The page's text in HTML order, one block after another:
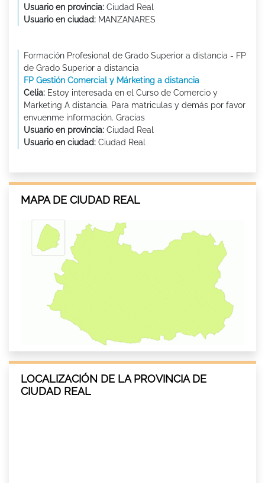
Usuario en provincia: Ciudad Real
Usuario en ciudad: MANZANARES
Formación Profesional de Grado Superior a distancia - FP
de Grado Superior a distancia
FP Gestión Comercial y Márketing a distancia
Celia: Estoy interesada en el Curso de Comercio y
Marketing A distancia. Para matriculas y demás por favor
envuenme información. Gracias
Usuario en provincia: Ciudad Real
Usuario en ciudad: Ciudad Real
MAPA DE CIUDAD REAL
LOCALIZACIÓN DE LA PROVINCIA DE
CIUDAD REAL